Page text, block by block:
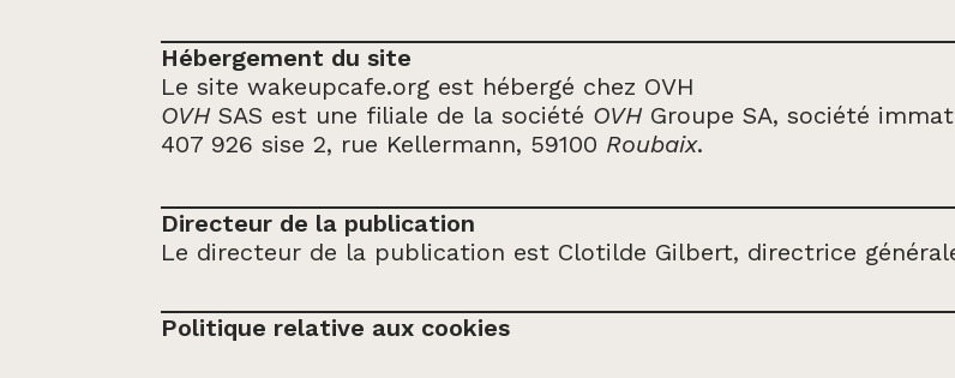
Hébergement du site
Le site wakeupcafe.org est hébergé chez OVH
OVH SAS est une filiale de la société OVH Groupe SA, société
407 926 sise 2, rue Kellermann, 59100 Roubaix.
Directeur de la publication
Le directeur de la publication est Clotilde Gilbert, directrice
Politique relative aux cookies